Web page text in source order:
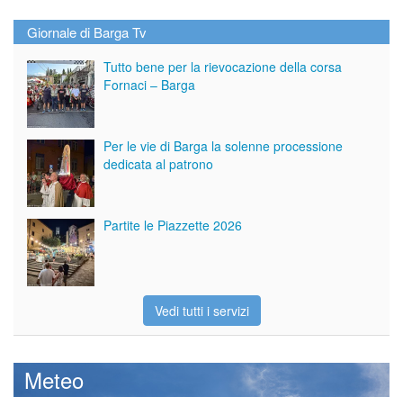
Giornale di Barga Tv
Tutto bene per la rievocazione della corsa
Fornaci – Barga
Per le vie di Barga la solenne processione
dedicata al patrono
Partite le Piazzette 2026
Vedi tutti i servizi
Meteo